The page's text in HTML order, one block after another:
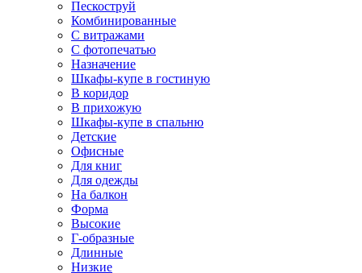
Пескоструй
Комбинированные
С витражами
С фотопечатью
Назначение
Шкафы-купе в гостиную
В коридор
В прихожую
Шкафы-купе в спальню
Детские
Офисные
Для книг
Для одежды
На балкон
Форма
Высокие
Г-образные
Длинные
Низкие